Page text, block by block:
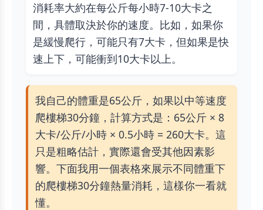
消耗率大約在每公斤每小時7-10大卡之
間，具體取決於你的速度。比如，如果你
是緩慢爬行，可能只有7大卡，但如果是快
速上下，可能衝到10大卡以上。
我自己的體重是65公斤，如果以中等速度
爬樓梯30分鐘，計算方式是：65公斤 × 8
大卡/公斤/小時 × 0.5小時 = 260大卡。這
只是粗略估計，實際還會受其他因素影
響。下面我用一個表格來展示不同體重下
的爬樓梯30分鐘熱量消耗，這樣你一看就
懂。